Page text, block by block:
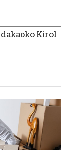
Kirol